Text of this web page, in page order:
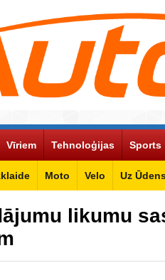
Moto Velo Uz
Vīriem Tehnoloģijas Sports
likumu